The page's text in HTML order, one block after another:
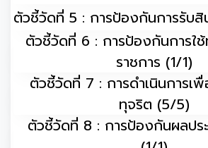
ตัวชี้วัดที่ 5 : การป้องกันการรับ
ตัวชี้วัดที่ 6 : การป้องกันการใ
ราชการ (1/1)
ตัวชี้วัดที่ 7 : การดำเนินการเ
ทุจริต (5/5)
ตัวชี้วัดที่ 8 : การป้องกันผลปร